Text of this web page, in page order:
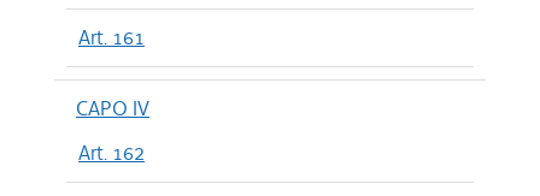
Art. 161
CAPO IV
Art. 162